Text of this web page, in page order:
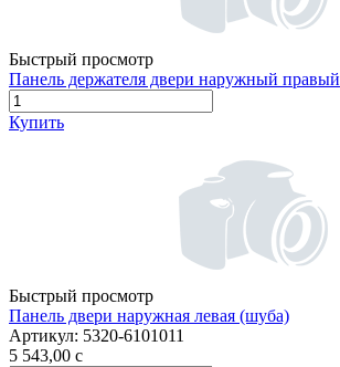
Быстрый просмотр
Панель держателя двери наружный правый
Купить
Быстрый просмотр
Панель двери наружная левая (шуба)
Артикул: 5320-6101011
5 543,00 c